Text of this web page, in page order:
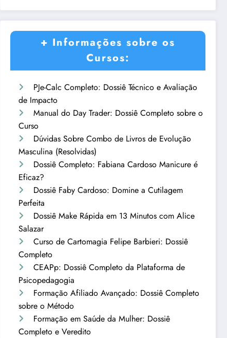
+ Informações sobre os
Cursos:
PJe-Calc Completo: Dossiê Técnico e Avaliação
de Impacto
Manual do Day Trader: Dossiê Completo sobre o
Curso
Dúvidas Sobre Combo de Livros de Evolução
Masculina (Resolvidas)
Dossiê Completo: Fabiana Cardoso Manicure é
Eficaz?
Dossiê Faby Cardoso: Domine a Cutilagem
Perfeita
Dossiê Make Rápida em 13 Minutos com Alice
Salazar
Curso de Cartomagia Felipe Barbieri: Dossiê
Completo
CEAPp: Dossiê Completo da Plataforma de
Psicopedagogia
Formação Afiliado Avançado: Dossiê Completo
sobre o Método
Formação em Saúde da Mulher: Dossiê
Completo e Veredito